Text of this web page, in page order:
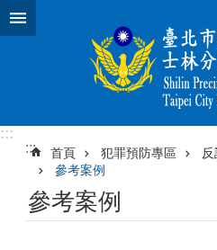
跳到主要內容區塊
:::
:::
首頁 犯罪預防專區
參考案例
參考案例